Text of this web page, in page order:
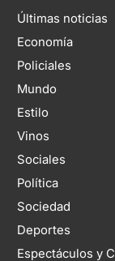
Últimas noticias
Economía
Policiales
Mundo
Estilo
Vinos
Sociales
Política
Sociedad
Deportes
Espectáculos y